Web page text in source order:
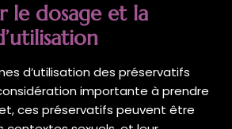
le dosage et la
d’utilisation des préservatifs
importante à prendre
ces préservatifs peuvent être